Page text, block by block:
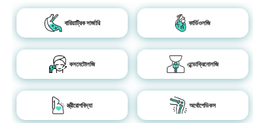
বারিয়াট্রিক সার্জারি কার্ডিওলজি
কসমেটোলজি এন্ডোক্রিনোলজি
স্ত্রীরোগবিদ্যা অর্থোপেডিকস